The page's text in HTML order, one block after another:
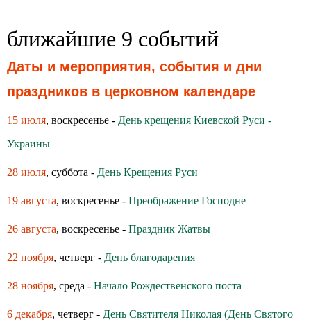
ближайшие 9 событий
Даты и мероприятия, события и дни
праздников в церковном календаре
15 июля, воскресенье - День крещения Киевской Руси -
Украины
28 июля, суббота - День Крещения Руси
19 августа, воскресенье - Преображение Господне
26 августа, воскресенье - Праздник Жатвы
22 ноября, четверг - День благодарения
28 ноября, среда - Начало Рождественского поста
6 декабря, четверг - День Святителя Николая (День Святого